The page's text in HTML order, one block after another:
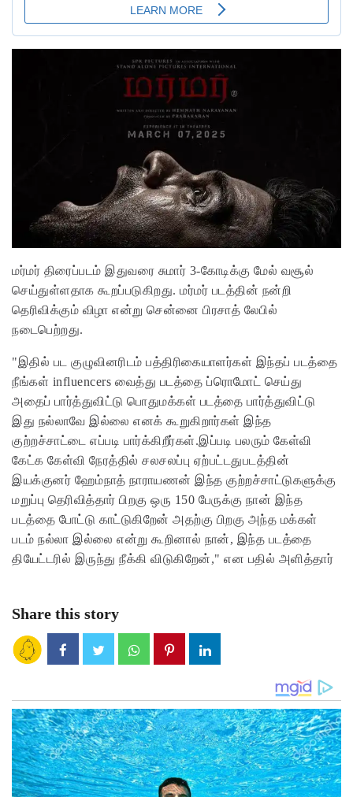
மர்மர் திரைப்படம் இதுவரை சுமார் 3-கோடிக்கு மேல் வசூல்
செய்துள்ளதாக கூறப்படுகிறது. மர்மர் படத்தின் நன்றி
தெரிவிக்கும் விழா என்று சென்னை பிரசாத் லேபில்
நடைபெற்றது.
"இதில் பட குழுவினரிடம் பத்திரிகையாளர்கள் இந்தப் படத்தை
நீங்கள் influencers வைத்து படத்தை ப்ரொமோட் செய்து
அதைப் பார்த்துவிட்டு பொதுமக்கள் படத்தை பார்த்துவிட்டு
இது நல்லாவே இல்லை எனக் கூறுகிறார்கள் இந்த
குற்றச்சாட்டை எப்படி பார்க்கிறீர்கள்.இப்படி பலரும் கேள்வி
கேட்க கேள்வி நேரத்தில் சலசலப்பு ஏற்பட்டதுபடத்தின்
இயக்குனர் ஹேம்நாத் நாராயணன் இந்த குற்றச்சாட்டுகளுக்கு
மறுப்பு தெரிவித்தார் பிறகு ஒரு 150 பேருக்கு நான் இந்த
படத்தை போட்டு காட்டுகிறேன் அதற்கு பிறகு அந்த மக்கள்
படம் நல்லா இல்லை என்று கூறினால் நான், இந்த படத்தை
தியேட்டரில் இருந்து நீக்கி விடுகிறேன்," என பதில் அளித்தார்
Share this story